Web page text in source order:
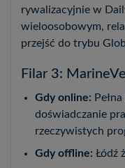
rywalizacyjnie w
wieloosobowym,
przejść do trybu
Filar 3:
Gdy online:
doświadczanie
rzeczywistych
Gdy offline: Łódź